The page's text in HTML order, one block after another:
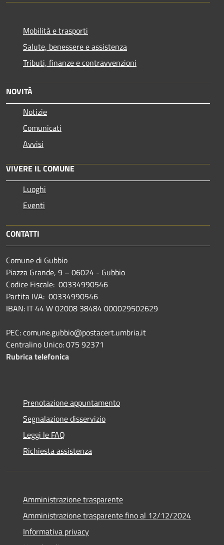
Mobilità e trasporti
Salute, benessere e assistenza
Tributi, finanze e contravvenzioni
NOVITÀ
Notizie
Comunicati
Avvisi
VIVERE IL COMUNE
Luoghi
Eventi
CONTATTI
Comune di Gubbio
Piazza Grande, 9 – 06024 - Gubbio
Codice Fiscale: 00334990546
Partita IVA: 00334990546
IBAN: IT 44 W 02008 38484 000029502629
PEC: comune.gubbio@postacert.umbria.it
Centralino Unico: 075 92371
Rubrica telefonica
Prenotazione appuntamento
Segnalazione disservizio
Leggi le FAQ
Richiesta assistenza
Amministrazione trasparente
Amministrazione trasparente fino al 12/12/2024
Informativa privacy